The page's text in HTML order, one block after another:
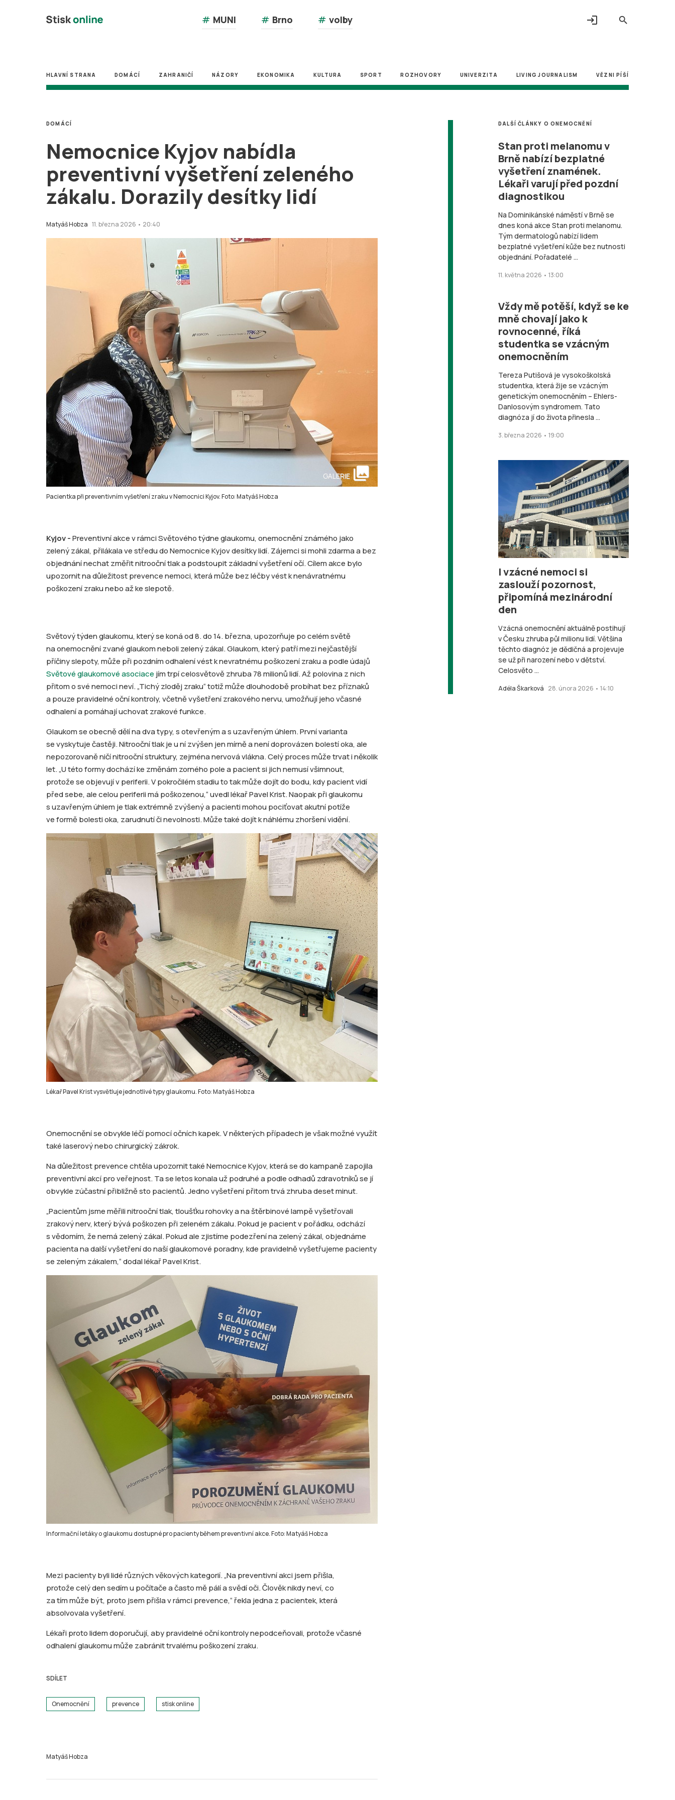
search
# MUNI # Brno # volby login
HLAVNÍ STRANA DOMÁCÍ ZAHRANIČÍ NÁZORY EKONOMIKA KULTURA SPORT ROZHOVORY UNIVERZITA LIVING JOURNALISM VĚZNI PÍŠÍ
Nemocnice Kyjov nabídla
preventivní vyšetření zeleného
zákalu. Dorazily desítky lidí
Matyáš Hobza 11. března 2026 • 20:40
DOMÁCÍ
Pacientka při preventivním vyšetření zraku v Nemocnici Kyjov. Foto: Matyáš Hobza
GALERIE collections
Kyjov -Preventivní akce v rámci Světového týdne glaukomu, onemocnění známého jako
zelený zákal, přilákala ve středu do Nemocnice Kyjov desítky lidí. Zájemci si mohli zdarma a bez
objednání nechat změřit nitrooční tlak a podstoupit základní vyšetření očí. Cílem akce bylo
upozornit na důležitost prevence nemoci, která může bez léčby vést k nenávratnému
poškození zraku nebo až ke slepotě.
Světový týden glaukomu, který se koná od 8. do 14. března, upozorňuje po celém světě
na onemocnění zvané glaukom neboli zelený zákal. Glaukom, který patří mezi nejčastější
příčiny slepoty, může při pozdním odhalení vést k nevratnému poškození zraku a podle údajů
Světové glaukomové asociace jím trpí celosvětově zhruba 78 milionů lidí. Až polovina z nich
přitom o své nemoci neví. „Tichý zloděj zraku“ totiž může dlouhodobě probíhat bez příznaků
a pouze pravidelné oční kontroly, včetně vyšetření zrakového nervu, umožňují jeho včasné
odhalení a pomáhají uchovat zrakové funkce.
Glaukom se obecně dělí na dva typy, s otevřeným a s uzavřeným úhlem. První varianta
se vyskytuje častěji. Nitrooční tlak je u ní zvýšen jen mírně a není doprovázen bolestí oka, ale
nepozorovaně ničí nitrooční struktury, zejména nervová vlákna. Celý proces může trvat i několik
let. „U této formy dochází ke změnám zorného pole a pacient si jich nemusí všimnout,
protože se objevují v periferii. V pokročilém stadiu to tak může dojít do bodu, kdy pacient vidí
před sebe, ale celou periferii má poškozenou,“ uvedl lékař Pavel Krist. Naopak při glaukomu
s uzavřeným úhlem je tlak extrémně zvýšený a pacienti mohou pociťovat akutní potíže
ve formě bolesti oka, zarudnutí či nevolnosti. Může také dojít k náhlému zhoršení vidění.
Lékař Pavel Krist vysvětluje jednotlivé typy glaukomu. Foto: Matyáš Hobza
Onemocnění se obvykle léčí pomocí očních kapek. V některých případech je však možné využít
také laserový nebo chirurgický zákrok.
Na důležitost prevence chtěla upozornit také Nemocnice Kyjov, která se do kampaně zapojila
preventivní akcí pro veřejnost. Ta se letos konala už podruhé a podle odhadů zdravotníků se jí
obvykle zúčastní přibližně sto pacientů. Jedno vyšetření přitom trvá zhruba deset minut.
„Pacientům jsme měřili nitrooční tlak, tloušťku rohovky a na štěrbinové lampě vyšetřovali
zrakový nerv, který bývá poškozen při zeleném zákalu. Pokud je pacient v pořádku, odchází
s vědomím, že nemá zelený zákal. Pokud ale zjistíme podezření na zelený zákal, objednáme
pacienta na další vyšetření do naší glaukomové poradny, kde pravidelně vyšetřujeme pacienty
se zeleným zákalem,“ dodal lékař Pavel Krist.
Informační letáky o glaukomu dostupné pro pacienty během preventivní akce. Foto: Matyáš Hobza
Mezi pacienty byli lidé různých věkových kategorií. „Na preventivní akci jsem přišla,
protože celý den sedím u počítače a často mě pálí a svědí oči. Člověk nikdy neví, co
za tím může být, proto jsem přišla v rámci prevence,“ řekla jedna z pacientek, která
absolvovala vyšetření.
Lékaři proto lidem doporučují, aby pravidelné oční kontroly nepodceňovali, protože včasné
odhalení glaukomu může zabránit trvalému poškození zraku.
SDÍLET
Onemocnění prevence stisk online
Matyáš Hobza
DALŠÍ ČLÁNKY O ONEMOCNĚNÍ
Stan proti melanomu v
Brně nabízí bezplatné
vyšetření znamének.
Lékaři varují před pozdní
diagnostikou
Na Dominikánské náměstí v Brně se
dnes koná akce Stan proti melanomu.
Tým dermatologů nabízí lidem
bezplatné vyšetření kůže bez nutnosti
objednání. Pořadatelé ...
11. května 2026 • 13:00
Vždy mě potěší, když se ke
mně chovají jako k
rovnocenné, říká
studentka se vzácným
onemocněním
Tereza Putišová je vysokoškolská
studentka, která žije se vzácným
genetickým onemocněním – Ehlers-
Danlosovým syndromem. Tato
diagnóza jí do života přinesla ...
3. března 2026 • 19:00
I vzácné nemoci si
zaslouží pozornost,
připomíná mezinárodní
den
Vzácná onemocnění aktuálně postihují
v Česku zhruba půl milionu lidí. Většina
těchto diagnóz je dědičná a projevuje
se už při narození nebo v dětství.
Celosvěto ...
Adéla Škarková 28. února 2026 • 14:10